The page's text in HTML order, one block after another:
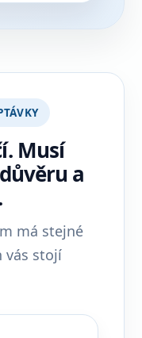
Musí
a
má stejné
vás stojí